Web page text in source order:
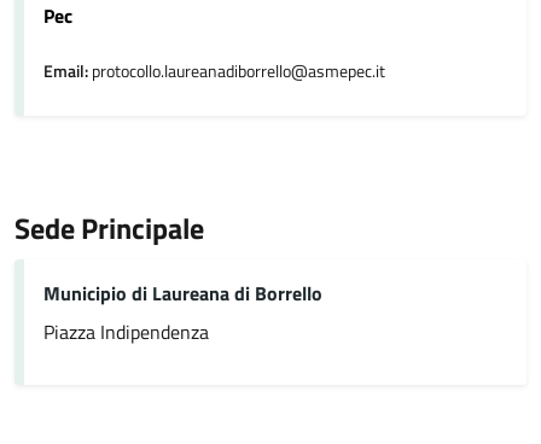
Pec
Email:protocollo.laureanadiborrello@asmepec.it
Sede Principale
Municipio di Laureana di Borrello
Piazza Indipendenza